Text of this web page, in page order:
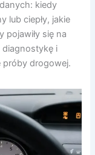
kiedy
lub ciepły, jakie
pojawiły się na
diagnostykę i
próby drogowej.